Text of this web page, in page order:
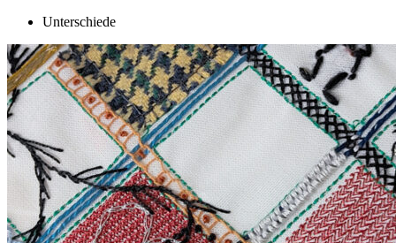
Unterschiede